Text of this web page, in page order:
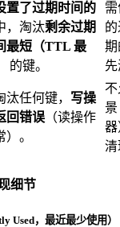
置了过期时间的
，淘汰剩余过期
最短（TTL 最
的键。
期
先
汰任何键， 写操
回错误 （读操作
）。
景
器
清
细节
Used，最近最少使用）